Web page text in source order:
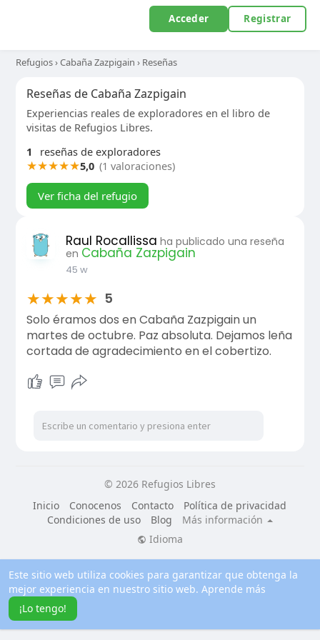
Este sitio web utiliza cookies para garantizar que obtenga la
mejor experiencia en nuestro sitio web. Aprende más
¡Lo tengo!
Acceder Registrar
Refugios›Cabaña Zazpigain › Reseñas
Reseñas de Cabaña Zazpigain
Experiencias reales de exploradores en el libro de
visitas de Refugios Libres.
1
reseñas de exploradores
★★★★★5,0 (1 valoraciones)
Ver ficha del refugio
Raul Rocallissa ha publicado una reseña
en Cabaña Zazpigain
45 w
★★★★★ 5
Solo éramos dos en Cabaña Zazpigain un
martes de octubre. Paz absoluta. Dejamos leña
cortada de agradecimiento en el cobertizo.
© 2026 Refugios Libres
Inicio
Conocenos Contacto
Política de privacidad
Condiciones de uso
Blog
Más información
Idioma